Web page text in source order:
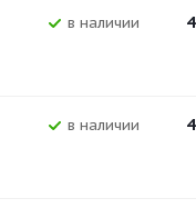
В наличии
В наличии